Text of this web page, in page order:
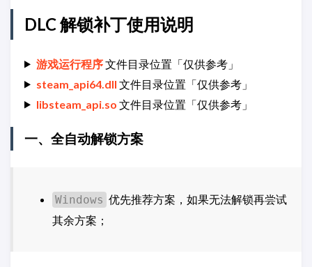
DLC 解锁补丁使用说明
游戏运行程序文件目录位置「仅供参考」
steam_api64.dll 文件目录位置「仅供参考」
libsteam_api.so 文件目录位置「仅供参考」
一、全自动解锁方案
Windows 优先推荐方案，如果无法解锁再尝试
其余方案；